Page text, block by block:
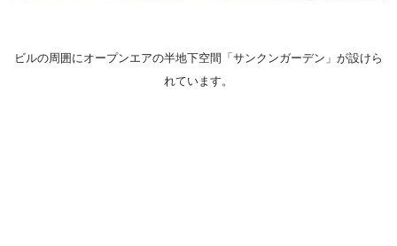
ビルの周囲にオープンエアの半地下空間「サンクンガーデン」が設けら
れています。